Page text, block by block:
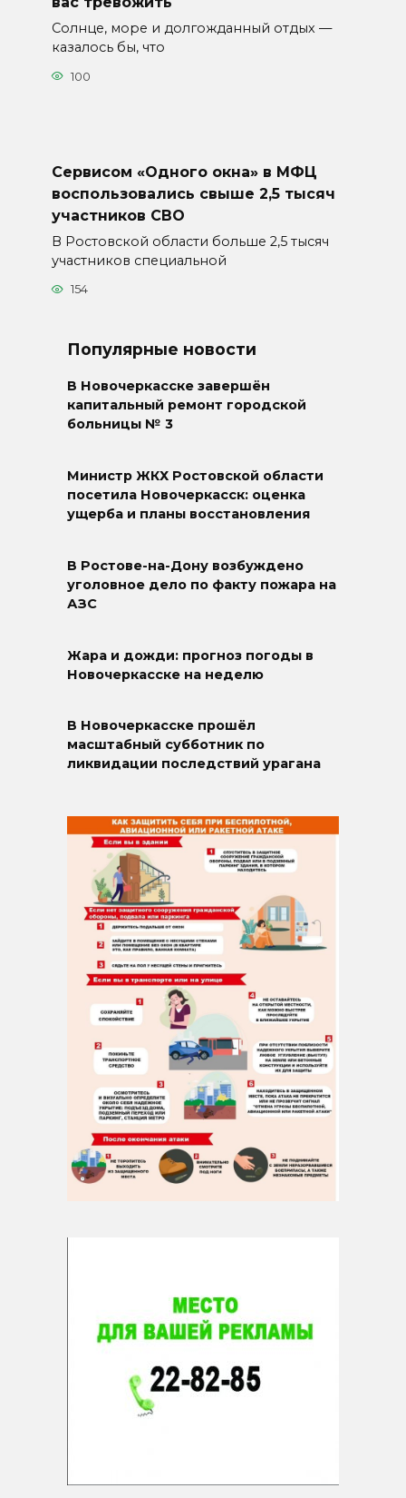
Солнце, море и долгожданный отдых —
казалось бы, что
100
Сервисом «Одного окна» в МФЦ
воспользовались свыше 2,5 тысяч
участников СВО
В Ростовской области больше 2,5 тысяч
участников специальной
154
Популярные новости
В Новочеркасске завершён
капитальный ремонт городской
больницы № 3
Министр ЖКХ Ростовской области
посетила Новочеркасск: оценка
ущерба и планы восстановления
В Ростове-на-Дону возбуждено
уголовное дело по факту пожара на
АЗС
Жара и дожди: прогноз погоды в
Новочеркасске на неделю
В Новочеркасске прошёл
масштабный субботник по
ликвидации последствий урагана